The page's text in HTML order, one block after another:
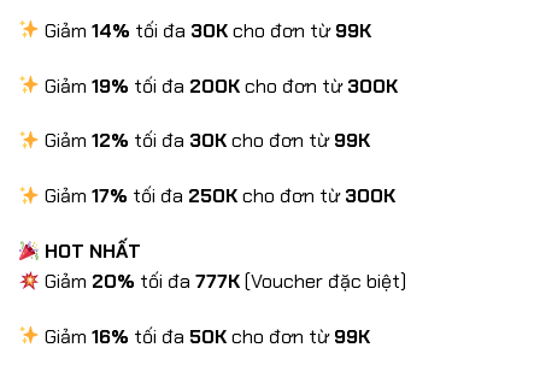
Giảm14% tối đa 30Kcho đơn từ99K
Giảm19% tối đa 200Kcho đơn từ300K
Giảm12% tối đa 30Kcho đơn từ99K
Giảm17% tối đa 250Kcho đơn từ300K
HOT NHẤT
Giảm 20% tối đa777K(Voucher đặc biệt)
Giảm16% tối đa 50Kcho đơn từ99K